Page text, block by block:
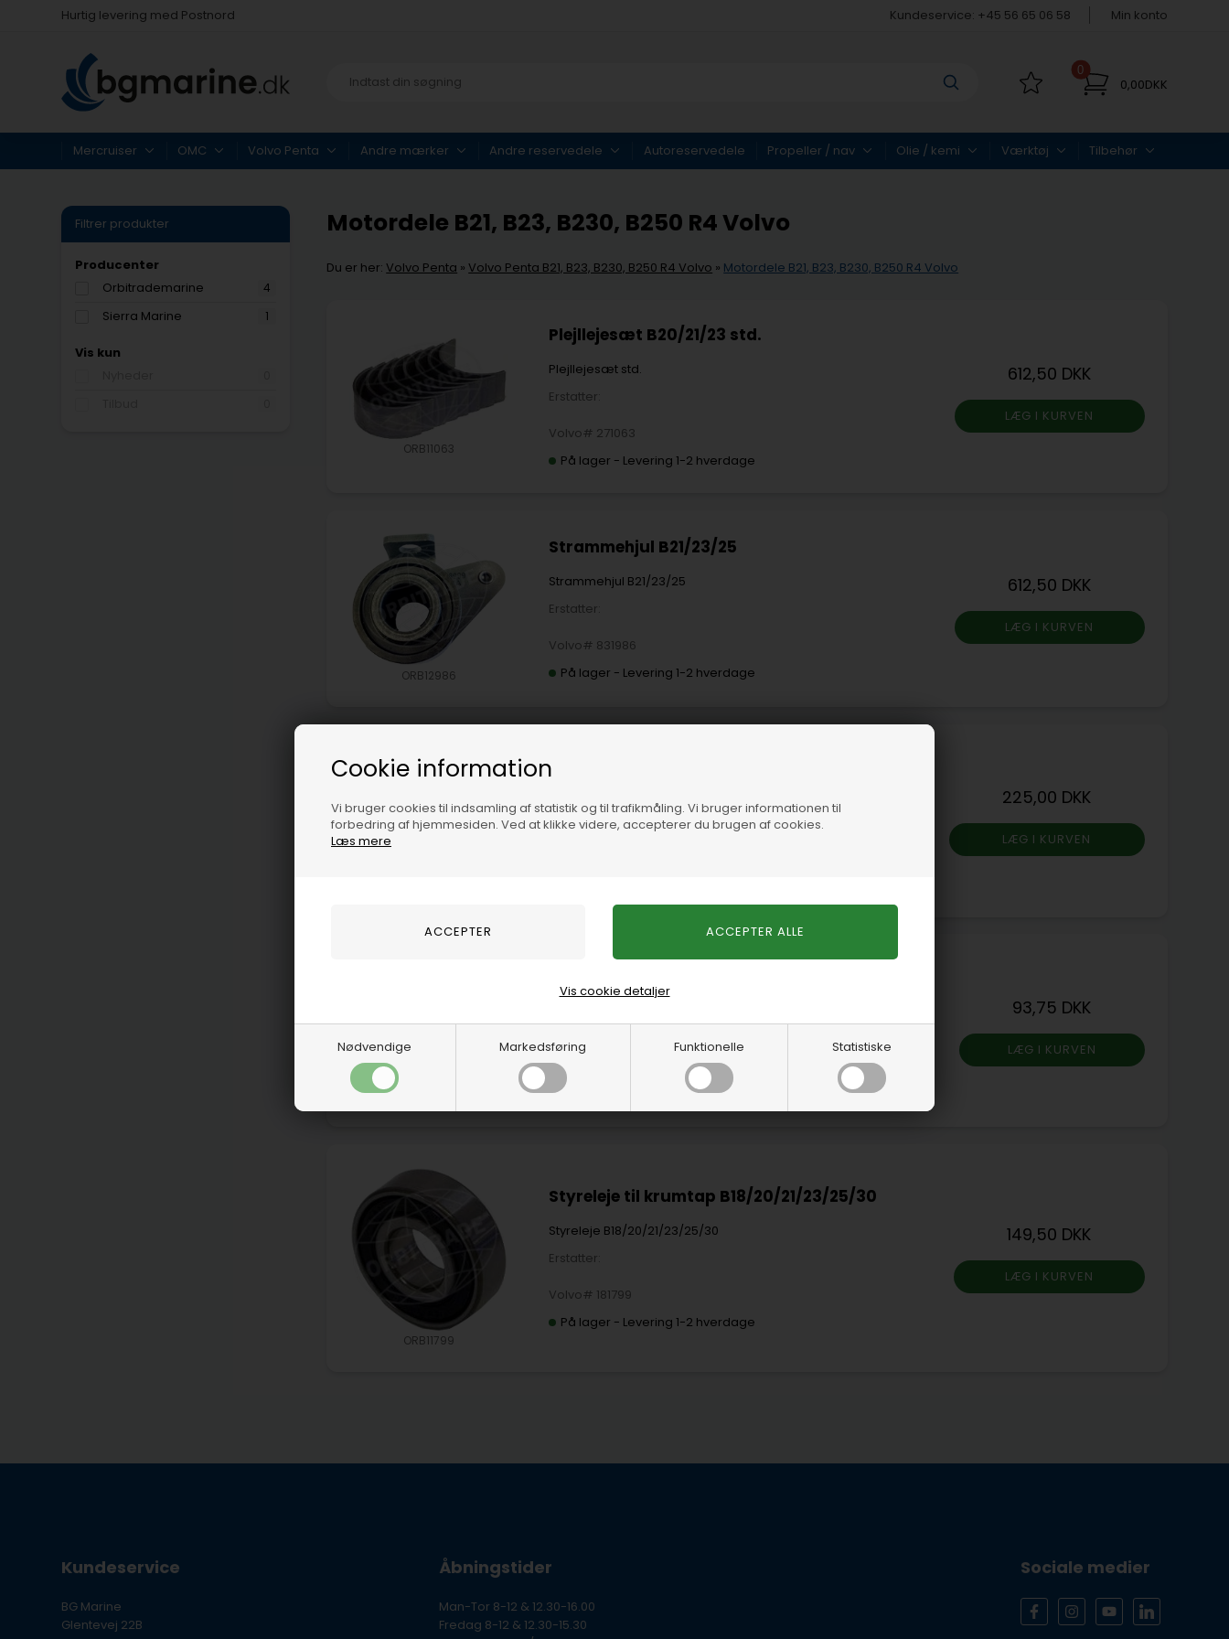
Cookie information
Vi bruger cookies til indsamling af statistik og til trafikmåling. Vi bruger informationen til
forbedring af hjemmesiden. Ved at klikke videre, accepterer du brugen af cookies.
Læs mere
Nødvendige Markedsføring Funktionelle Statistiske
Vis cookie detaljer
Fysisk butik i Køge
Kundeservice: +45 56 65 06 58 Min konto
0
0,00DKK
Mercruiser OMC Volvo Penta Andre mærker Andre reservedele Autoreservedele Propeller / nav Olie / kemi Værktøj Tilbehør
Filtrer produkter
Producenter
Orbitrademarine
4
Sierra Marine 1
Vis kun
Motordele B21, B23, B230, B250 R4 Volvo
Du er her:Volvo Penta »Volvo Penta B21, B23, B230, B250 R4 Volvo » Motordele B21, B23, B230, B250 R4 Volvo
ORB11063
Plejllejesæt B20/21/23 std.
Plejllejesæt std.
Erstatter:
Volvo# 271063
På lager - Levering 1-2 hverdage
612,50 DKK
ORB12986
Strammehjul B21/23/25
Strammehjul B21/23/25
Erstatter:
Volvo# 831986
På lager - Levering 1-2 hverdage
612,50 DKK
Tandrem B21/23/25
Strammehjul hedder: ORB12861
225,00 DKK
Frostprop Rustfrit 45mm B18/20/30
Volvo# 192212, 463904
På lager
Levering 1-2 hverdage
93,75 DKK
ORB11799
Styreleje til krumtap B18/20/21/23/25/30
Styreleje B18/20/21/23/25/30
Erstatter:
Volvo# 181799
På lager - Levering 1-2 hverdage
149,50 DKK
Kundeservice
BG Marine
Glentevej 22B
Åbningstider
Man-Tor 8-12 & 12.30-16.00
Fredag 8-12 & 12.30-15.30
Sociale medier